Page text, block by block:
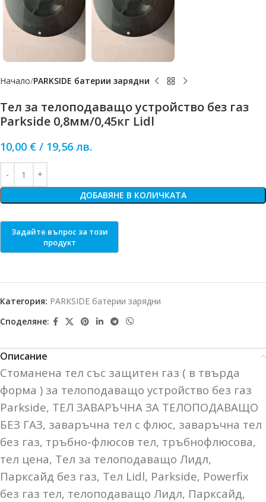
Начало PARKSIDE батерии зарядни
Тел за телоподаващо устройство без газ
Parkside 0,8мм/0,45кг Lidl
10,00 € / 19,56 лв.
ДОБАВЯНЕ В КОЛИЧКАТА
Категория: PARKSIDE батерии зарядни
Споделяне:
Описание
Стоманена тел със защитен газ ( в твърда
форма ) за телоподаващо устройство без газ
Parkside, ТЕЛ ЗАВАРЪЧНА ЗА ТЕЛОПОДАВАЩО
БЕЗ ГАЗ, заваръчна тел с флюс, заваръчна тел
без газ, тръбно-флюсов тел, тръбнофлюсова,
тел цена, Тел за телоподаващо Лидл,
Парксайд без газ, Тел Lidl, Parkside, Powerfix
без газ тел, телоподаващо Лидл, Парксайд,